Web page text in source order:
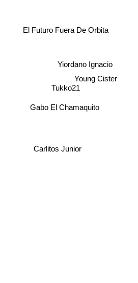
Gabo El Chamaquito
Yiordano Ignacio
Carlitos Junior
Young Cister
Tukko21